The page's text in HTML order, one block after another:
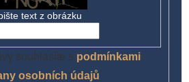
text z obrázku
souhlasíte s podmínkami
osobních údajů